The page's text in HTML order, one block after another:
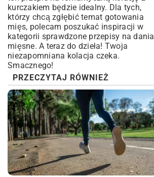
kurczakiem będzie idealny. Dla tych,
którzy chcą zgłębić temat gotowania
mięs, polecam poszukać inspiracji w
kategorii sprawdzone przepisy na dania
mięsne. A teraz do dzieła! Twoja
niezapomniana kolacja czeka.
Smacznego!
PRZECZYTAJ RÓWNIEŻ